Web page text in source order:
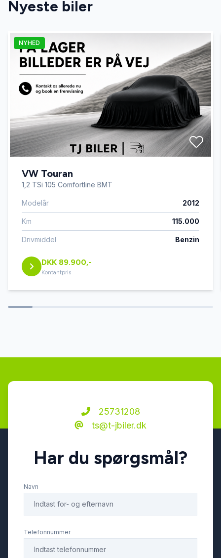
elektrisk parkeringsbremse
fartpilot
fjernbetjent centrallås
højdejusterbart førersæde
håndfri til mobil
kørecomputer
læderrat
musikstreaming via Bluetooth
stofindtræk
Nyeste biler
NYHED
VW Touran
1,2 TSi 105 Comfortline BMT
Modelår 2012
Km 115.000
Drivmiddel Benzin
DKK 89.900,-
Kontantpris
25731208
ts@t-jbiler.dk
Har du spørgsmål?
Navn
Telefonnummer